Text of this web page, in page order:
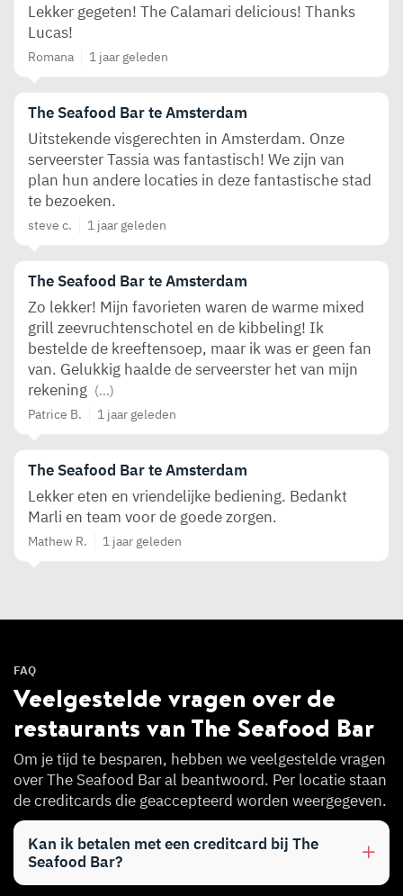
Lekker gegeten! The Calamari delicious! Thanks
Lucas!
Romana 1 jaar geleden
The Seafood Bar te Amsterdam
Uitstekende visgerechten in Amsterdam. Onze
serveerster Tassia was fantastisch! We zijn van
plan hun andere locaties in deze fantastische stad
te bezoeken.
steve c. 1 jaar geleden
The Seafood Bar te Amsterdam
Zo lekker! Mijn favorieten waren de warme mixed
grill zeevruchtenschotel en de kibbeling! Ik
bestelde de kreeftensoep, maar ik was er geen fan
van. Gelukkig haalde de serveerster het van mijn
rekening (...)
Patrice B.
1 jaar geleden
The Seafood Bar te Amsterdam
Lekker eten en vriendelijke bediening. Bedankt
Marli en team voor de goede zorgen.
Mathew R. 1 jaar geleden
FAQ
Veelgestelde vragen over de
restaurants van The Seafood Bar
Om je tijd te besparen, hebben we veelgestelde vragen
over The Seafood Bar al beantwoord. Per locatie staan
de creditcards die geaccepteerd worden weergegeven.
Kan ik betalen met een creditcard bij The
Seafood Bar?